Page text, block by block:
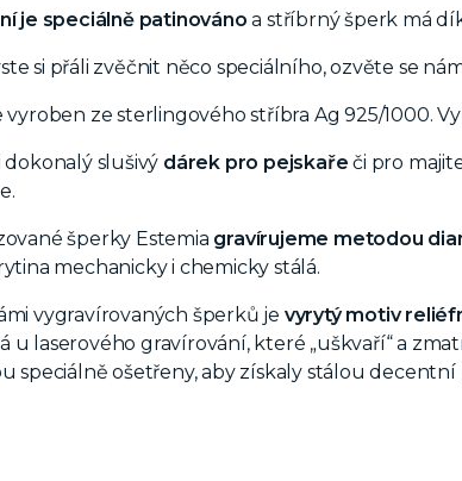
je speciálně patinováno a stříbrný šperk má
si přáli zvěčnit něco speciálního, ozvěte se
vyroben ze sterlingového stříbra Ag 925/1000.
slušivý dárek pro pejskaře či pro
šperky Estemia gravírujeme metodou
mechanicky i chemicky stálá.
vygravírovaných šperků je vyrytý motiv
u laserového gravírování, které „uškvaří“ a
speciálně ošetřeny, aby získaly stálou decentní